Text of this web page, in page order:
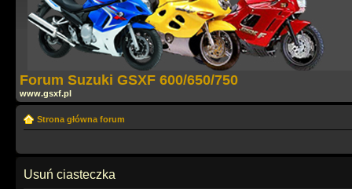
Forum Suzuki GSXF 600/650/750
www.gsxf.pl
Strona główna forum
Usuń ciasteczka